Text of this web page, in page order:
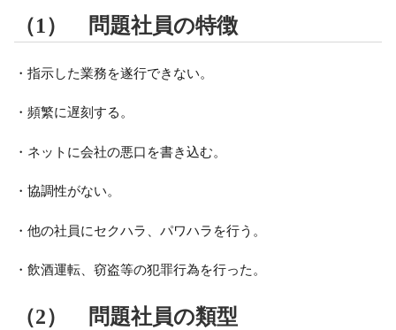
（1） 問題社員の特徴
・指示した業務を遂行できない。
・頻繁に遅刻する。
・ネットに会社の悪口を書き込む。
・協調性がない。
・他の社員にセクハラ、パワハラを行う。
・飲酒運転、窃盗等の犯罪行為を行った。
（2） 問題社員の類型